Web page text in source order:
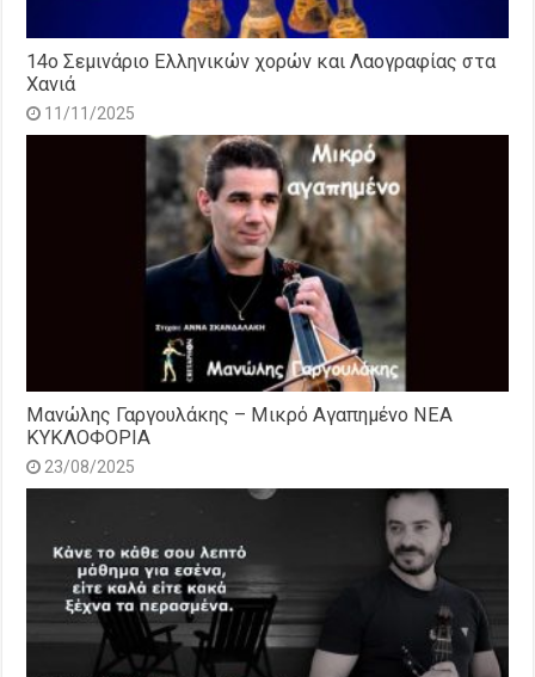
14o Σεμινάριο Ελληνικών χορών και Λαογραφίας στα
Χανιά
11/11/2025
Μανώλης Γαργουλάκης – Μικρό Αγαπημένο NEΑ
ΚΥΚΛΟΦΟΡΙΑ
23/08/2025